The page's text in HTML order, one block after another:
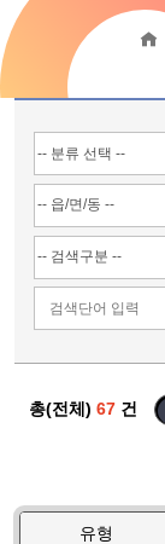
총(전체) 67 건
유형